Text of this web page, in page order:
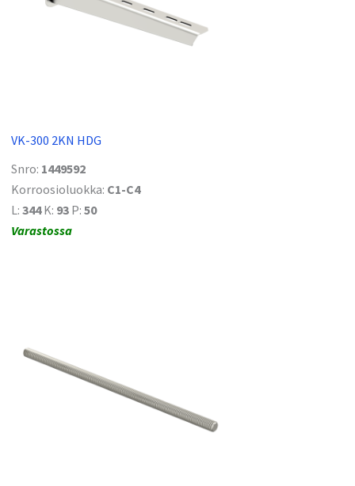
VK-300 2KN HDG
Snro: 1449592
Korroosioluokka: C1-C4
L: 344K: 93 P: 50
Varastossa